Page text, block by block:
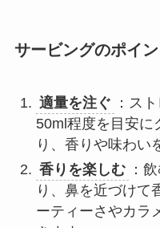
サービングのポイン
適量を注ぐ
：ス
50ml程度を目安に
り、香りや味わい
香りを楽しむ
：
り、鼻を近づけて
ーティーさやカラ